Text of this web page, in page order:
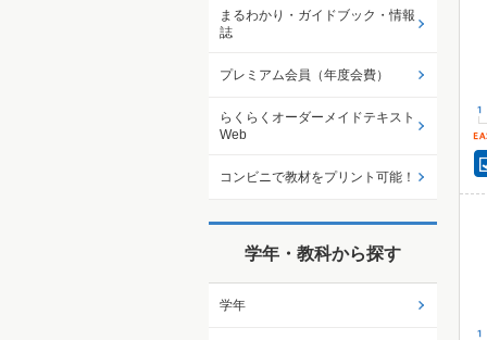
まるわかり・ガイドブック・情報
誌
プレミアム会員（年度会費）
らくらくオーダーメイドテキスト
Web
コンビニで教材をプリント可能！
学年・教科から探す
学年